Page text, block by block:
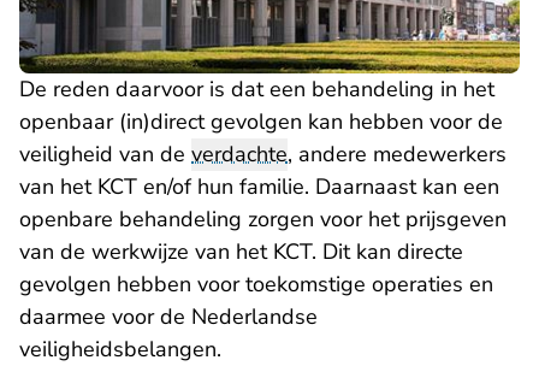
De reden daarvoor is dat een behandeling in het
openbaar (in)direct gevolgen kan hebben voor de
veiligheid van de verdachte, andere medewerkers
van het KCT en/of hun familie. Daarnaast kan een
openbare behandeling zorgen voor het prijsgeven
van de werkwijze van het KCT. Dit kan directe
gevolgen hebben voor toekomstige operaties en
daarmee voor de Nederlandse
veiligheidsbelangen.